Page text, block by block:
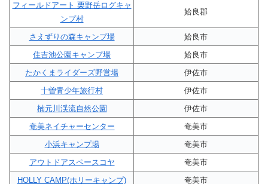
フィールドアート 栗野岳ログキャ
ンプ村
姶良郡
さえずりの森キャンプ場
姶良市
住吉池公園キャンプ場
姶良市
たかくまライダーズ野営場
伊佐市
十曽青少年旅行村
伊佐市
楠元川渓流自然公園
伊佐市
奄美ネイチャーセンター
奄美市
小浜キャンプ場
奄美市
アウトドアスペースコヤ
奄美市
HOLLY CAMP(ホリーキャンプ)
奄美市